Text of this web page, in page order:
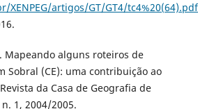
artigos/GT/GT4/tc4%20(64).pdf
Mapeando alguns roteiros de
Sobral (CE): uma contribuição ao
da Casa de Geografia de
1, 2004/2005.